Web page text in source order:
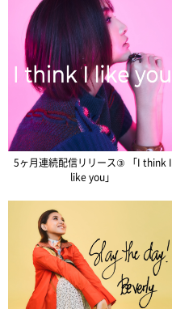
5ヶ月連続配信リリース③ 「I think I
like you」